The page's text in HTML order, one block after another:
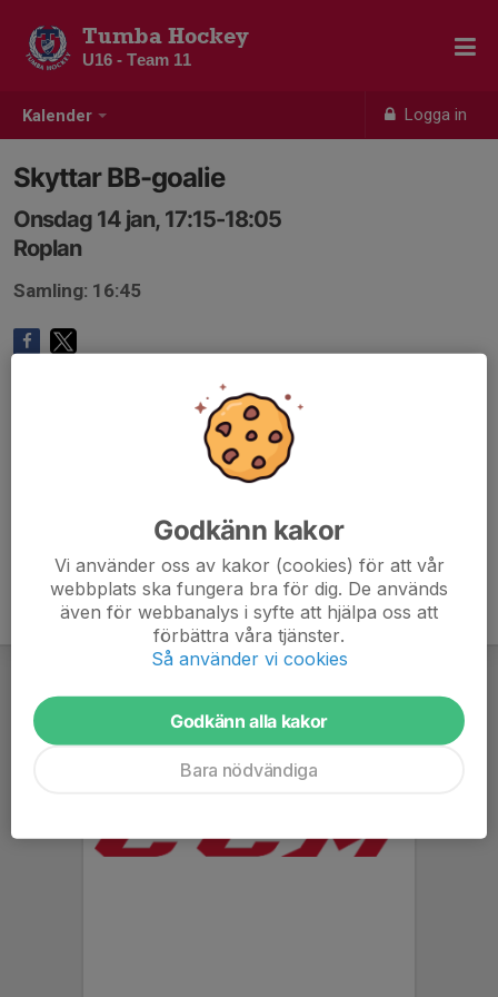
Kalender Logga in
Tumba Hockey
U16 - Team 11
Skyttar BB-goalie
Onsdag 14 jan, 17:15-18:05
Roplan
Samling: 16:45
Godkänn kakor
Vi använder oss av kakor (cookies) för att vår
webbplats ska fungera bra för dig. De används
även för webbanalys i syfte att hjälpa oss att
förbättra våra tjänster.
Så använder vi cookies
Godkänn alla kakor
Bara nödvändiga